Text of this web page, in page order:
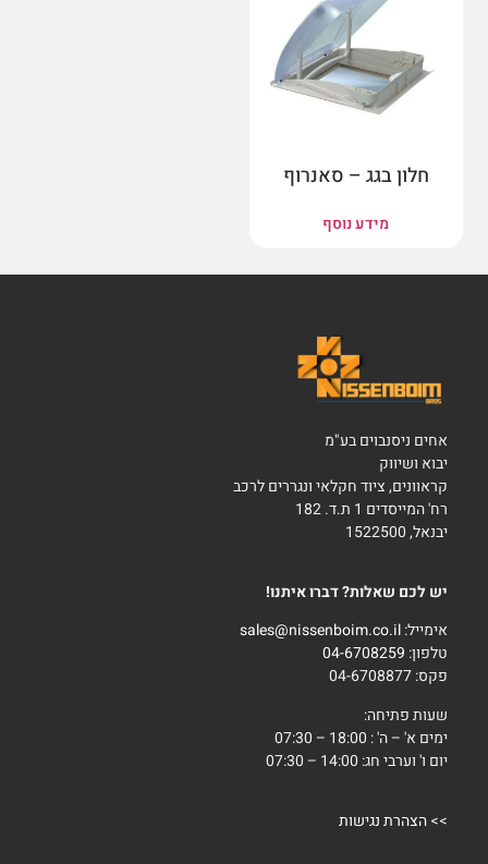
חלון בגג – סאנרוף
מידע נוסף
אחים ניסנבוים בע"מ
יבוא ושיווק
קראוונים, ציוד חקלאי ונגררים לרכב
רח' המייסדים 1 ת.ד. 182
יבנאל, 1522500
יש לכם שאלות? דברו איתנו!
אימייל:sales@nissenboim.co.il
טלפון: 04-6708259
פקס: 04-6708877
שעות פתיחה:
ימים א' – ה' : 18:00 – 07:30
יום ו' וערבי חג: 14:00 – 07:30
>>הצהרת נגישות